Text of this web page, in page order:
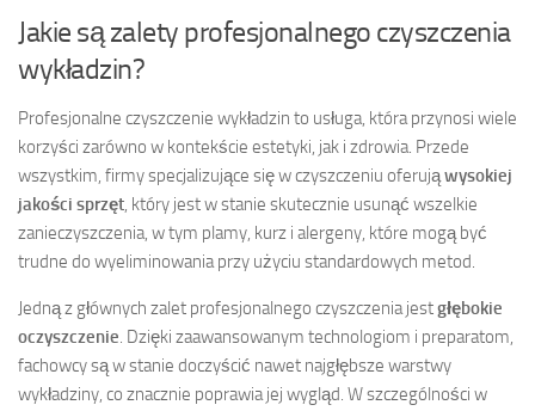
Jakie są zalety profesjonalnego czyszczenia
wykładzin?
Profesjonalne czyszczenie wykładzin to usługa, która przynosi wiele
korzyści zarówno w kontekście estetyki, jak i zdrowia. Przede
wszystkim, firmy specjalizujące się w czyszczeniu oferująwysokiej
jakości sprzęt, który jest w stanie skutecznie usunąć wszelkie
zanieczyszczenia, w tym plamy, kurz i alergeny, które mogą być
trudne do wyeliminowania przy użyciu standardowych metod.
Jedną z głównych zalet profesjonalnego czyszczenia jestgłębokie
oczyszczenie. Dzięki zaawansowanym technologiom i preparatom,
fachowcy są w stanie doczyścić nawet najgłębsze warstwy
wykładziny, co znacznie poprawia jej wygląd. W szczególności w